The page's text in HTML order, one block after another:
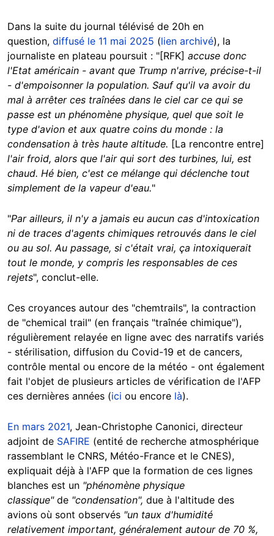
Dans la suite du journal télévisé de 20h en
question, diffusé le 11 mai 2025 (lien archivé), la
journaliste en plateau poursuit : "[RFK] accuse donc
l'Etat américain - avant que Trump n'arrive, précise-t-il
- d'empoisonner la population. Sauf qu'il va avoir du
mal à arrêter ces traînées dans le ciel car ce qui se
passe est un phénomène physique, quel que soit le
type d'avion et aux quatre coins du monde : la
condensation à très haute altitude. [La rencontre entre]
l'air froid, alors que l'air qui sort des turbines, lui, est
chaud. Hé bien, c'est ce mélange qui déclenche tout
simplement de la vapeur d'eau."
"Par ailleurs, il n'y a jamais eu aucun cas d'intoxication
ni de traces d'agents chimiques retrouvés dans le ciel
ou au sol. Au passage, si c'était vrai, ça intoxiquerait
tout le monde, y compris les responsables de ces
rejets", conclut-elle.
Ces croyances autour des "chemtrails", la contraction
de "chemical trail" (en français "traînée chimique"),
régulièrement relayée en ligne avec des narratifs variés
- stérilisation, diffusion du Covid-19 et de cancers,
contrôle mental ou encore de la météo - ont également
fait l'objet de plusieurs articles de vérification de l'AFP
ces dernières années (ici ou encore là).
En mars 2021, Jean-Christophe Canonici, directeur
adjoint de SAFIRE (entité de recherche atmosphérique
rassemblant le CNRS, Météo-France et le CNES),
expliquait déjà à l'AFP que la formation de ces lignes
blanches est un "phénomène physique
classique" de "condensation", due à l'altitude des
avions où sont observés "un taux d'humidité
relativement important, généralement autour de 70 %,